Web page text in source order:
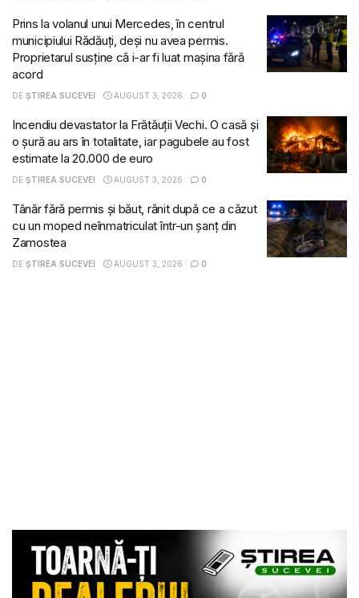
Prins la volanul unui Mercedes, în centrul
municipiului Rădăuți, deși nu avea permis.
Proprietarul susține că i-ar fi luat mașina fără
acord
DE ȘTIREA SUCEVEI AUGUST 3, 2026 0
Incendiu devastator la Frătăuții Vechi. O casă și
o șură au ars în totalitate, iar pagubele au fost
estimate la 20.000 de euro
DE ȘTIREA SUCEVEI AUGUST 3, 2026 0
Tânăr fără permis și băut, rănit după ce a căzut
cu un moped neînmatriculat într-un șanț din
Zamostea
DE ȘTIREA SUCEVEI AUGUST 3, 2026 0